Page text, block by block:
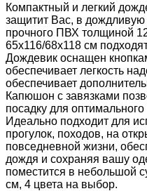
Компактный и легкий
защитит Вас, в дождливую
прочного ПВХ толщиной
65х116/68х118 см
Дождевик оснащен
обеспечивает легкость
обеспечивает
Капюшон с завязками
посадку для
Идеально подходит для
прогулок, походов, на
повседневной жизни,
дождя и сохраняя вашу
поместится в небольшой
см, 4 цвета на выбор.